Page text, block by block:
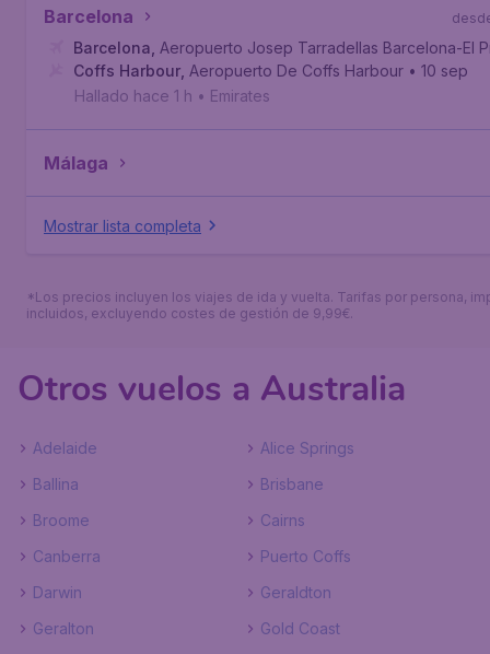
Barcelona
Barcelona Aeropuerto Josep Tarradellas Barcelona-El
Coffs Harbour Aeropuerto De Coffs Harbour • 10 sep
Hallado hace 1 h • Emirates
Málaga
Mostrar lista completa
*Los precios incluyen los viajes de ida y vuelta. Tarifas por persona,
incluidos, excluyendo costes de gestión de 9,99€.
Otros vuelos a Australia
Adelaide
Alice Springs
Ballina
Brisbane
Broome
Cairns
Canberra
Puerto Coffs
Darwin
Geraldton
Geralton
Gold Coast